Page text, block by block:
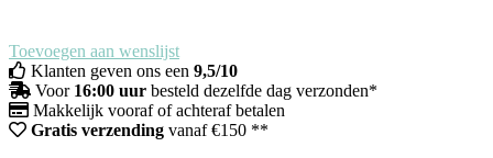
Toevoegen aan wenslijst
Klanten geven ons een 9,5/10
Voor 16:00 uur besteld dezelfde dag verzonden*
Makkelijk vooraf of achteraf betalen
Gratis verzending vanaf €150 **